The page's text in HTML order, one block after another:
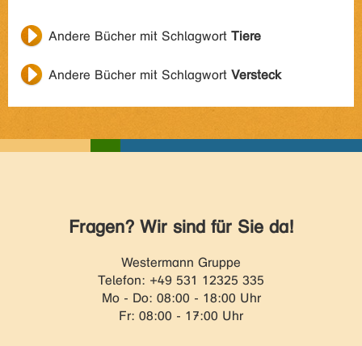
Andere Bücher mit Schlagwort Tiere
Andere Bücher mit Schlagwort Versteck